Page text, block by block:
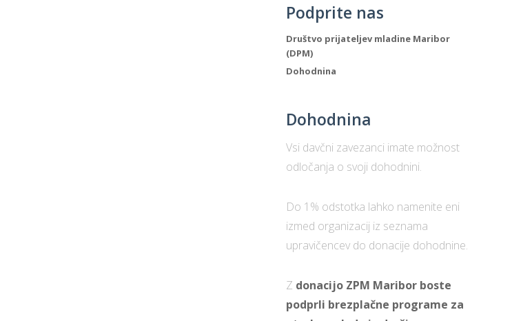
Podprite nas
Društvo prijateljev mladine Maribor
(DPM)
Dohodnina
Dohodnina
Vsi davčni zavezanci imate možnost
odločanja o svoji dohodnini.
Do 1% odstotka lahko namenite eni
izmed organizacij iz seznama
upravičencev do donacije dohodnine.
Z donacijo ZPM Maribor boste
podprli brezplačne programe za